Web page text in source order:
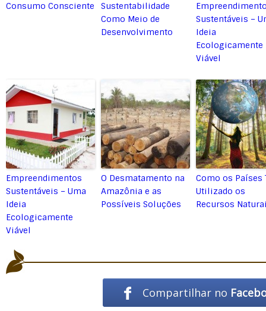
Consumo Consciente
Sustentabilidade
Como Meio de
Desenvolvimento
Sustentáveis –
Ideia
Ecologicamente
Viável
Empreendimentos
Sustentáveis – Uma
Ideia
Ecologicamente
Viável
O Desmatamento na
Amazônia e as
Possíveis Soluções
Como os Países
Utilizado os
Recursos
Compartilhar no